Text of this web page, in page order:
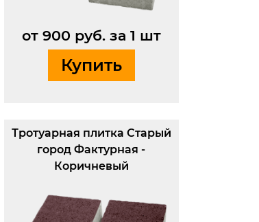
от 900 руб. за 1 шт
Купить
Тротуарная плитка Старый
город Фактурная -
Коричневый